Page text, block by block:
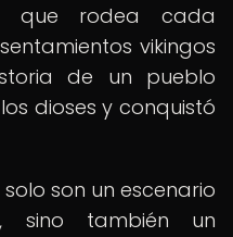
que rodea cada
vikingos
de un pueblo
dioses y conquistó
son un escenario
sino también un